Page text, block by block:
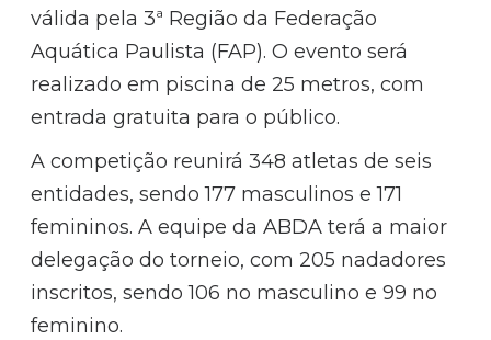
válida pela 3ª Região da Federação
Aquática Paulista (FAP). O evento será
realizado em piscina de 25 metros, com
entrada gratuita para o público.
A competição reunirá 348 atletas de seis
entidades, sendo 177 masculinos e 171
femininos. A equipe da ABDA terá a maior
delegação do torneio, com 205 nadadores
inscritos, sendo 106 no masculino e 99 no
feminino.